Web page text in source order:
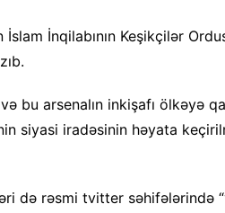
İnqilabının Keşikçilər
bu arsenalın inkişafı ölkəyə
siyasi iradəsinin həyata
də rəsmi tvitter səhifələrində